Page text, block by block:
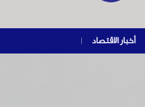
أخبار الاقتصاد |